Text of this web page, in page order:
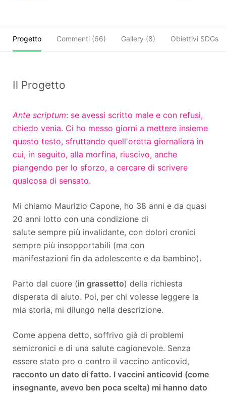
Progetto Commenti (66) Gallery (8) Obiettivi SDGs
Il Progetto
Ante scriptum: se avessi scritto male e con refusi,
chiedo venia. Ci ho messo giorni a mettere insieme
questo testo, sfruttando quell'oretta giornaliera in
cui, in seguito, alla morfina, riuscivo, anche
piangendo per lo sforzo, a cercare di scrivere
qualcosa di sensato.
Mi chiamo Maurizio Capone, ho 38 anni e da quasi
20 anni lotto con una condizione di
salute sempre più invalidante, con dolori cronici
sempre più insopportabili (ma con
manifestazioni fin da adolescente e da bambino).
Parto dal cuore (in grassetto) della richiesta
disperata di aiuto. Poi, per chi volesse leggere la
mia storia, mi dilungo nella descrizione.
Come appena detto, soffrivo già di problemi
semicronici e di una salute cagionevole. Senza
essere stato pro o contro il vaccino anticovid,
racconto un dato di fatto. I vaccini anticovid (come
insegnante, avevo ben poca scelta) mi hanno dato